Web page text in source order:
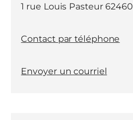
1 rue Louis Pasteur
Contact par téléphone
Envoyer un courriel